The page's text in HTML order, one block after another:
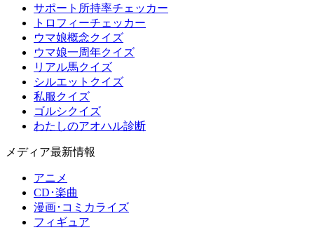
サポート所持率チェッカー
トロフィーチェッカー
ウマ娘概念クイズ
ウマ娘一周年クイズ
リアル馬クイズ
シルエットクイズ
私服クイズ
ゴルシクイズ
わたしのアオハル診断
メディア最新情報
アニメ
CD･楽曲
漫画･コミカライズ
フィギュア